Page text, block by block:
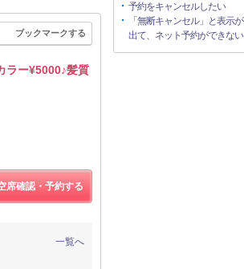
ブックマークする
ラー¥5000♪髪質
席確認・予約する
一覧へ
予約をキャンセルしたい
「無断キャンセル」と表示が
出て、ネット予約ができない